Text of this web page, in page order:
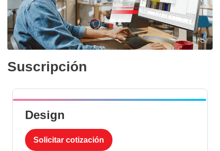
Suscripción
Design
Solicitar cotización